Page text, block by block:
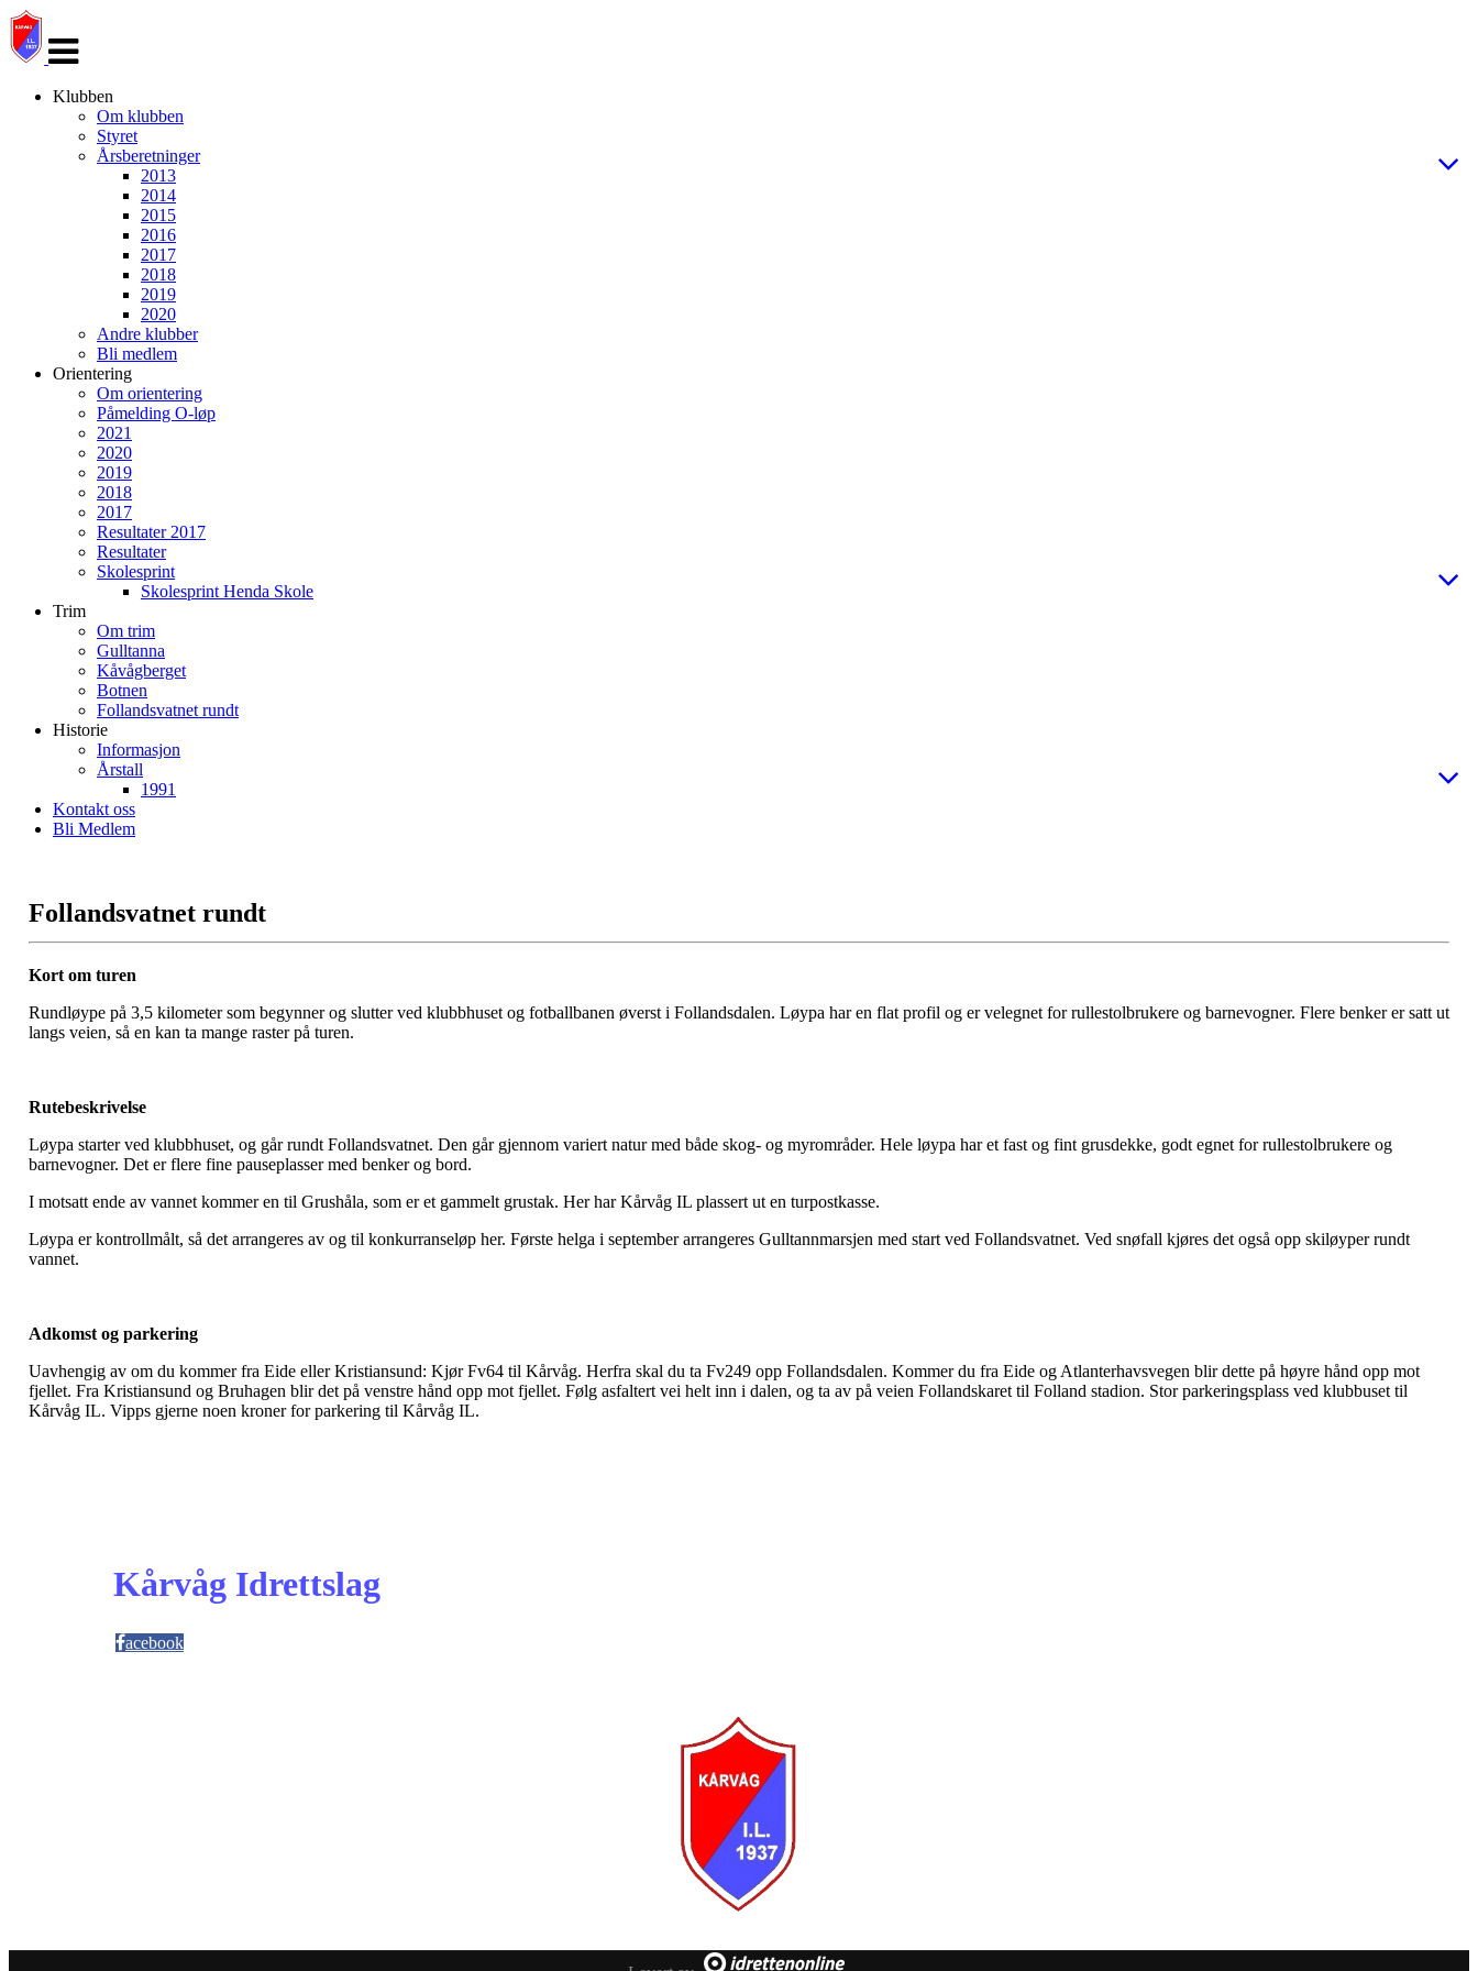
navigasjon
Klubben
Om klubben
Styret
Årsberetninger
2013
2014
2015
2016
2017
2018
2019
2020
Andre klubber
Bli medlem
Orientering
Om orientering
Påmelding O-løp
2021
2020
2019
2018
2017
Resultater 2017
Resultater
Skolesprint
Skolesprint Henda Skole
Trim
Om trim
Gulltanna
Kåvågberget
Botnen
Follandsvatnet rundt
Historie
Informasjon
Årstall
1991
Kontakt oss
Bli Medlem
Follandsvatnet rundt
Kort om turen
Rundløype på 3,5 kilometer som begynner og slutter ved klubbhuset og fotballbanen øverst i Follandsdalen. Løypa har en flat profil og er velegnet for rullestolbrukere og barnevogner. Flere benker er satt ut
langs veien, så en kan ta mange raster på turen.
Rutebeskrivelse
Løypa starter ved klubbhuset, og går rundt Follandsvatnet. Den går gjennom variert natur med både skog- og myrområder. Hele løypa har et fast og fint grusdekke, godt egnet for rullestolbrukere og
barnevogner. Det er flere fine pauseplasser med benker og bord.
I motsatt ende av vannet kommer en til Grushåla, som er et gammelt grustak. Her har Kårvåg IL plassert ut en turpostkasse.
Løypa er kontrollmålt, så det arrangeres av og til konkurranseløp her. Første helga i september arrangeres Gulltannmarsjen med start ved Follandsvatnet. Ved snøfall kjøres det også opp skiløyper rundt
vannet.
Adkomst og parkering
Uavhengig av om du kommer fra Eide eller Kristiansund: Kjør Fv64 til Kårvåg. Herfra skal du ta Fv249 opp Follandsdalen. Kommer du fra Eide og Atlanterhavsvegen blir dette på høyre hånd opp mot
fjellet. Fra Kristiansund og Bruhagen blir det på venstre hånd opp mot fjellet. Følg asfaltert vei helt inn i dalen, og ta av på veien Follandskaret til Folland stadion. Stor parkeringsplass ved klubbuset til
Kårvåg IL. Vipps gjerne noen kroner for parkering til Kårvåg IL.
Kårvåg Idrettslag
acebook